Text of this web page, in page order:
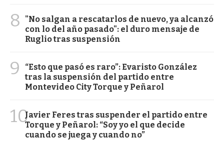
8
"No salgan a rescatarlos de nuevo, ya alcanzó
con lo del año pasado": el duro mensaje de
Ruglio tras suspensión
9
“Esto que pasó es raro”: Evaristo González
tras la suspensión del partido entre
Montevideo City Torque y Peñarol
10Javier Feres tras suspender el partido entre
Torque y Peñarol: “Soy yo el que decide
cuando se juega y cuando no”